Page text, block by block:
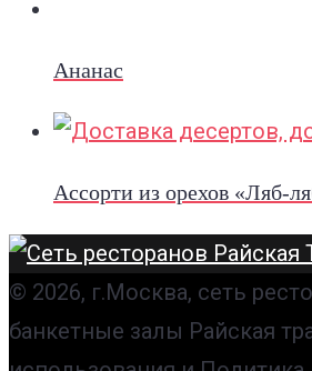
Ананас
Ассорти из орехов «Ляб-
© 2026, г.Москва, сеть
банкетные залы Райская